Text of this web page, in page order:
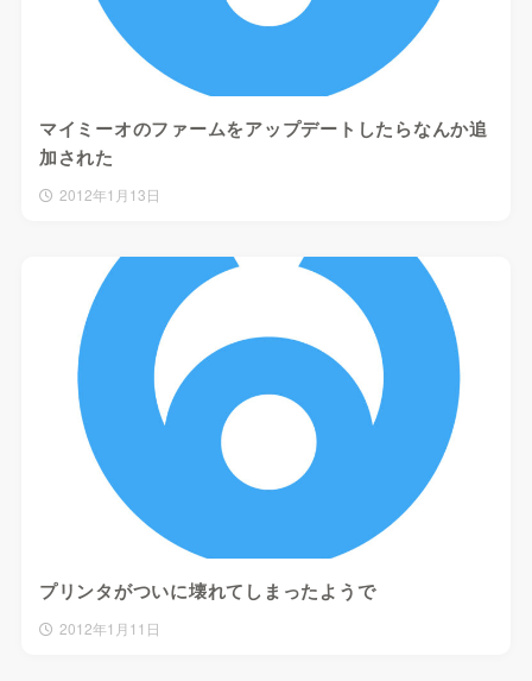
マイミーオのファームをアップデートしたらなんか追
加された
2012年1月13日
プリンタがついに壊れてしまったようで
2012年1月11日